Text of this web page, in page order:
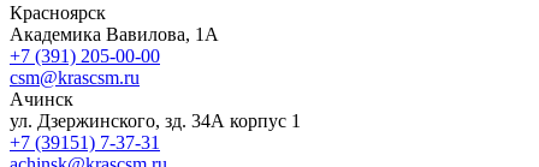
Красноярск
Академика Вавилова, 1А
+7 (391) 205-00-00
csm@krascsm.ru
Ачинск
ул. Дзержинского, зд. 34А корпус 1
+7 (39151) 7-37-31